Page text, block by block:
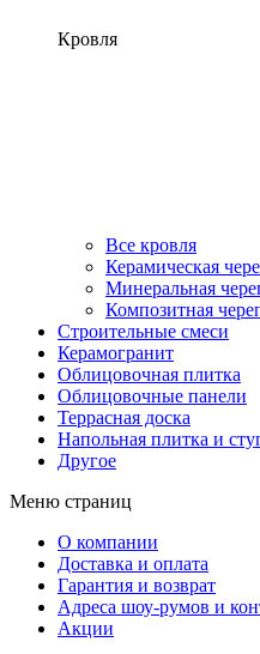
Кровля
Все кровля
Керамическая
Минеральная
Композитная
Строительные смеси
Керамогранит
Облицовочная плитка
Облицовочные панели
Террасная доска
Напольная плитка и
Другое
Меню страниц
О компании
Доставка и оплата
Гарантия и возврат
Адреса шоу-румов и
Акции